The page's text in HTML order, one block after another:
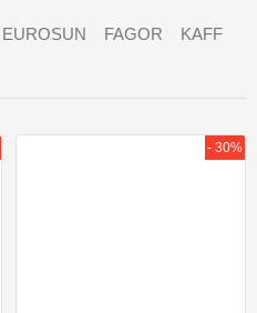
EUROSUN FAGOR KAFF
- 30%